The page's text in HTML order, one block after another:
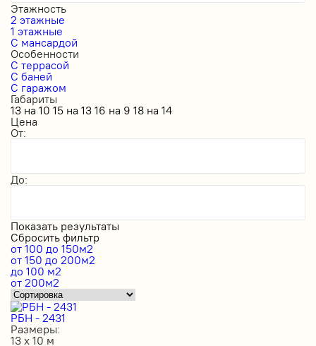
Этажность
2 этажные
1 этажные
С мансардой
Особенности
С террасой
С баней
С гаражом
Габариты
13 на 10 15 на 13 16 на 9 18 на 14
Цена
От:
До:
Показать результаты
Сбросить фильтр
от 100 до 150м2
от 150 до 200м2
до 100 м2
от 200м2
РБН - 2431
Размеры:
13 х 10 м